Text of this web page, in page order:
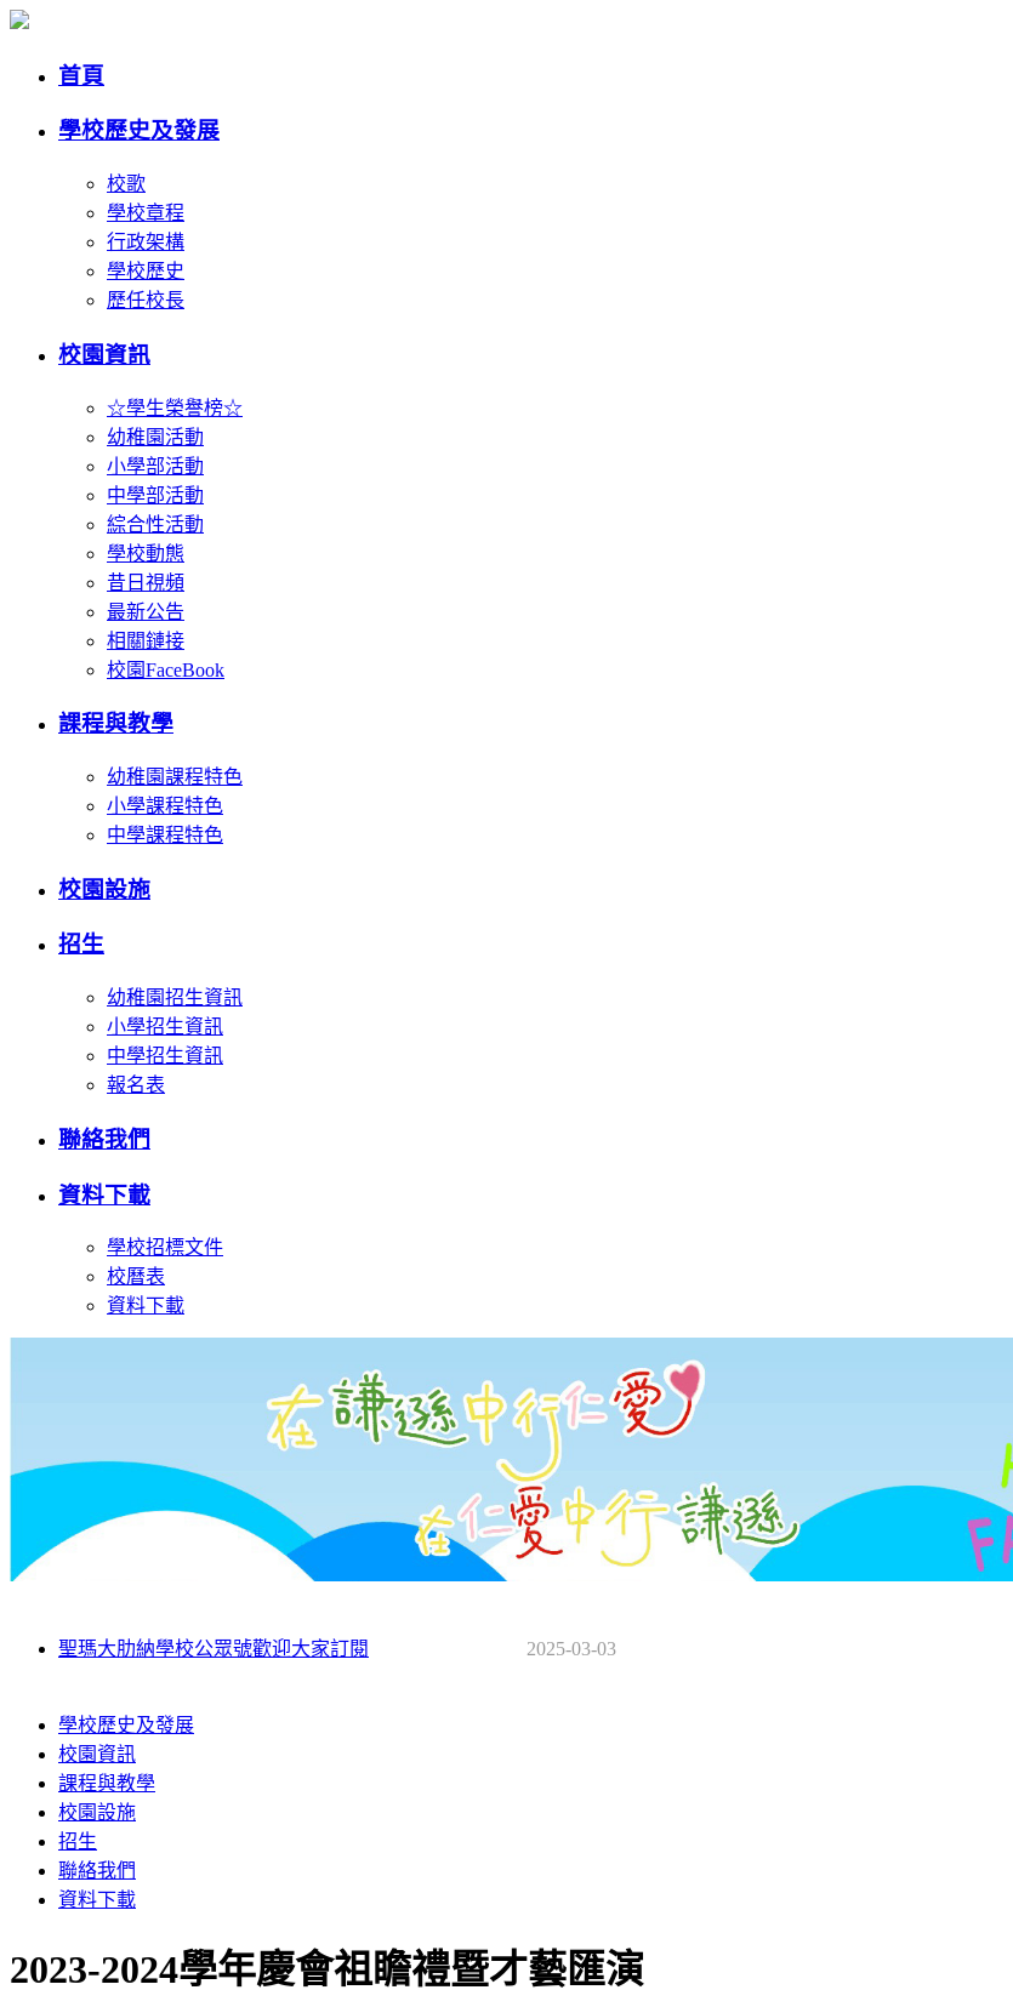
首頁
學校歷史及發展
校歌
學校章程
行政架構
學校歷史
歷任校長
校園資訊
☆學生榮譽榜☆
幼稚園活動
小學部活動
中學部活動
綜合性活動
學校動態
昔日視頻
最新公告
相關鏈接
校園FaceBook
課程與教學
幼稚園課程特色
小學課程特色
中學課程特色
校園設施
招生
幼稚園招生資訊
小學招生資訊
中學招生資訊
報名表
聯絡我們
資料下載
學校招標文件
校曆表
資料下載
2025-03-03
聖瑪大肋納學校公眾號歡迎大家訂閱
學校歷史及發展
校園資訊
課程與教學
校園設施
招生
聯絡我們
資料下載
2023-2024學年慶會祖瞻禮暨才藝匯演